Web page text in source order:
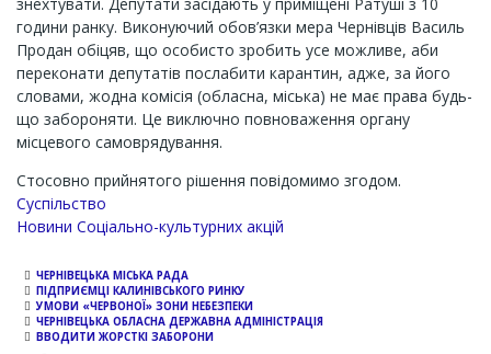
години ранку. Виконуючий обов’язки мера Чернівців Василь
Продан обіцяв, що особисто зробить усе можливе, аби
переконати депутатів послабити карантин, адже, за його
словами, жодна комісія (обласна, міська) не має права будь-
що забороняти. Це виключно повноваження органу
місцевого самоврядування.
Стосовно прийнятого рішення повідомимо згодом.
Суспільство
Новини Соціально-культурних акцій
ЧЕРНІВЕЦЬКА МІСЬКА РАДА
ПІДПРИЄМЦІ КАЛИНІВСЬКОГО РИНКУ
УМОВИ «ЧЕРВОНОЇ» ЗОНИ НЕБЕЗПЕКИ
ЧЕРНІВЕЦЬКА ОБЛАСНА ДЕРЖАВНА АДМІНІСТРАЦІЯ
ВВОДИТИ ЖОРСТКІ ЗАБОРОНИ